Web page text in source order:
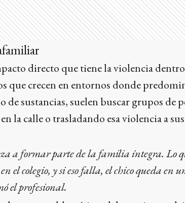
directo que tiene la violencia
que crecen en entornos donde
de sustancias, suelen buscar grupos de
la calle o trasladando esa violencia a
a formar parte de la familia íntegra. Lo
el colegio, y si eso falla, el chico queda en
el profesional.